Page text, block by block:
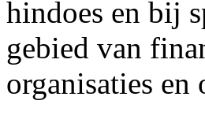
hindoes en bij
gebied van
organisaties en